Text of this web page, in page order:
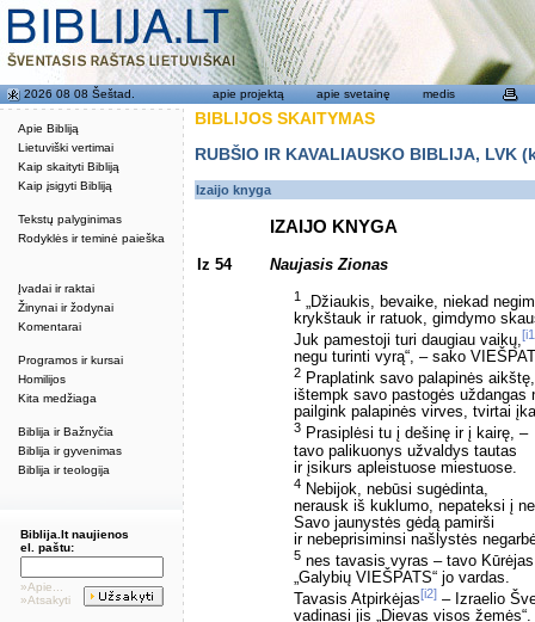
Apie Bibliją
Lietuviški vertimai
Kaip skaityti Bibliją
Kaip įsigyti Bibliją
Tekstų palyginimas
Rodyklės ir teminė paieška
Įvadai ir raktai
Žinynai ir žodynai
Komentarai
Programos ir kursai
Homilijos
Kita medžiaga
Biblija ir Bažnyčia
Biblija ir gyvenimas
Biblija ir teologija
2026 08 08 Šeštad. apie projektą apie svetainę medis
Biblija.lt naujienos
el. paštu:
»Apie...
»Atsakyti
BIBLIJOS SKAITYMAS
RUBŠIO IR KAVALIAUSKO BIBLIJA,
Izaijo knyga
IZAIJO KNYGA
Iz 54 Naujasis Zionas
1 „Džiaukis, bevaike, niekad
krykštauk ir ratuok, gimdymo
Juk pamestoji turi daugiau vaikų,
negu turinti vyrą“, – sako
2 Praplatink savo palapinės aikštę,
ištempk savo pastogės uždangas
pailgink palapinės virves, tvirtai
3 Prasiplėsi tu į dešinę ir į kairę, –
tavo palikuonys užvaldys tautas
ir įsikurs apleistuose miestuose.
4 Nebijok, nebūsi sugėdinta,
nerausk iš kuklumo, nepateksi į
Savo jaunystės gėdą pamirši
ir nebeprisiminsi našlystės
5 nes tavasis vyras – tavo
„Galybių VIEŠPATS“ jo vardas.
Tavasis Atpirkėjas[i2] – Izraelio
vadinasi jis „Dievas visos žemės“.